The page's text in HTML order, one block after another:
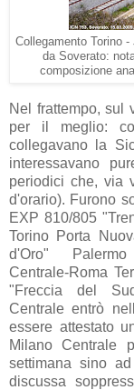
Collegamento Torino
da Soverato:
composizione
Nel frattempo, sul
per il meglio:
collegavano la
interessavano
periodici che, via
d'orario). Furono
EXP 810/805
Torino Porta
d'Oro" Palermo
Centrale-Roma
"Freccia del
Centrale entrò
essere attestato
Milano Centrale
settimana sino
discussa